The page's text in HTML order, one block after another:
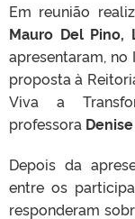
Em reunião
Mauro Del
apresentaram, no
proposta à
Viva a
professora
Depois da
entre os
responderam